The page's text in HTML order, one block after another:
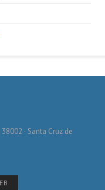
· Santa Cruz de